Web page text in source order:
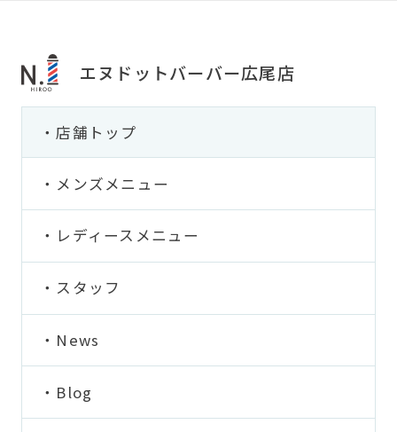
エヌドットバーバー広尾店
店舗トップ
メンズメニュー
レディースメニュー
スタッフ
News
Blog